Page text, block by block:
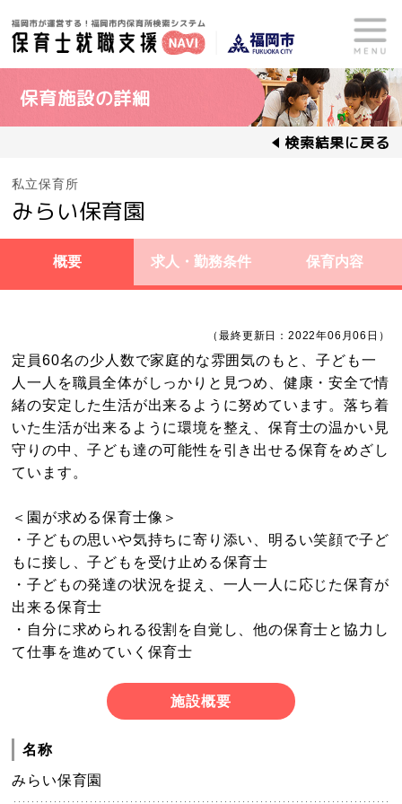
保育施設の詳細
検索結果に戻る
私立保育所
みらい保育園
概要 求人・勤務条件 保育内容
（最終更新日：2022年06月06日）
定員60名の少人数で家庭的な雰囲気のもと、子ども一
人一人を職員全体がしっかりと見つめ、健康・安全で情
緒の安定した生活が出来るように努めています。落ち着
いた生活が出来るように環境を整え、保育士の温かい見
守りの中、子ども達の可能性を引き出せる保育をめざし
ています。
＜園が求める保育士像＞
・子どもの思いや気持ちに寄り添い、明るい笑顔で子ど
もに接し、子どもを受け止める保育士
・子どもの発達の状況を捉え、一人一人に応じた保育が
出来る保育士
・自分に求められる役割を自覚し、他の保育士と協力し
て仕事を進めていく保育士
施設概要
名称
みらい保育園